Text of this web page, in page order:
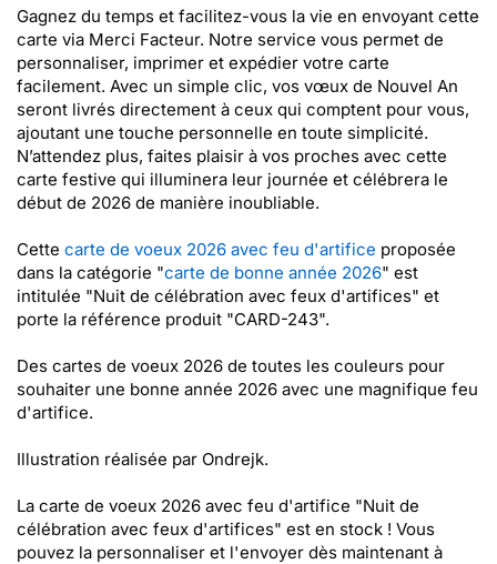
Gagnez du temps et facilitez-vous la vie en envoyant cette
carte via Merci Facteur. Notre service vous permet de
personnaliser, imprimer et expédier votre carte
facilement. Avec un simple clic, vos vœux de Nouvel An
seront livrés directement à ceux qui comptent pour vous,
ajoutant une touche personnelle en toute simplicité.
N’attendez plus, faites plaisir à vos proches avec cette
carte festive qui illuminera leur journée et célébrera le
début de 2026 de manière inoubliable.
Cette carte de voeux 2026 avec feu d'artifice proposée
dans la catégorie "carte de bonne année 2026" est
intitulée "Nuit de célébration avec feux d'artifices" et
porte la référence produit "CARD-243".
Des cartes de voeux 2026 de toutes les couleurs pour
souhaiter une bonne année 2026 avec une magnifique feu
d'artifice.
Illustration réalisée par Ondrejk.
La carte de voeux 2026 avec feu d'artifice "Nuit de
célébration avec feux d'artifices" est en stock ! Vous
pouvez la personnaliser et l'envoyer dès maintenant à